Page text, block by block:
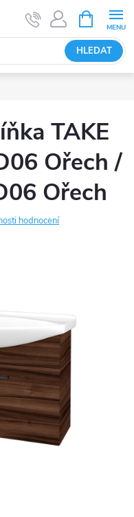
HLEDAT
NÁKUPNÍ
KOŠÍK
TAKE
Ořech /
Ořech
hodnocení